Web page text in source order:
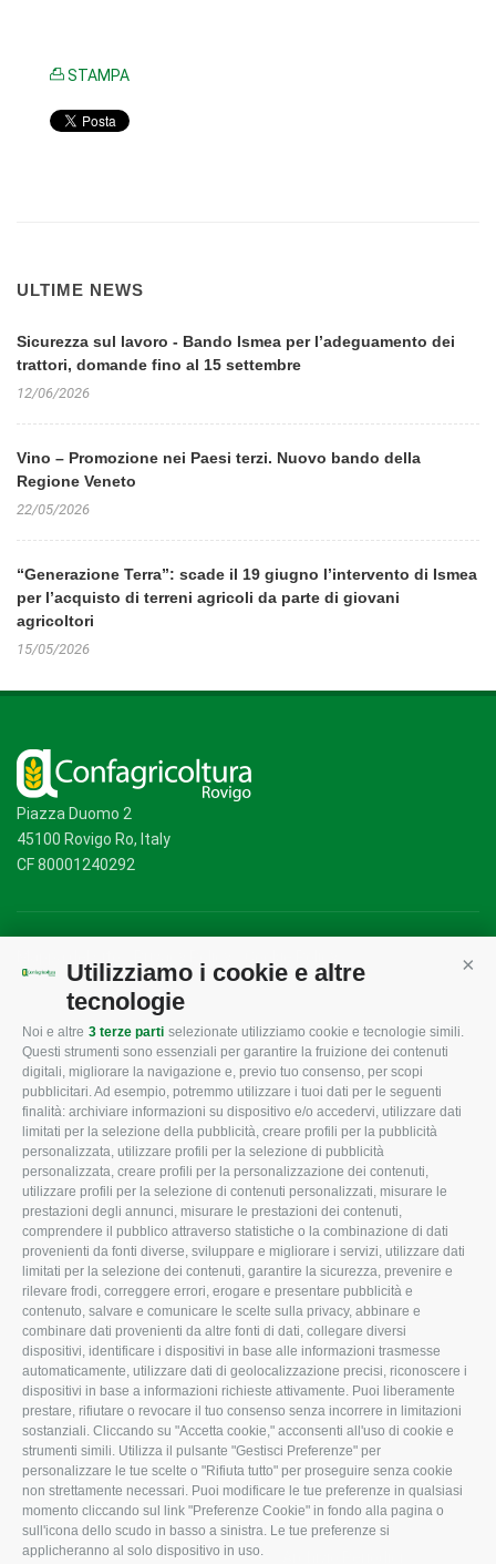
Utilizziamo i cookie e altre
tecnologie
Noi e altre 3 terze parti selezionate utilizziamo cookie e tecnologie simili.
Questi strumenti sono essenziali per garantire la fruizione dei contenuti
digitali, migliorare la navigazione e, previo tuo consenso, per scopi
pubblicitari. Ad esempio, potremmo utilizzare i tuoi dati per le seguenti
finalità: archiviare informazioni su dispositivo e/o accedervi, utilizzare dati
limitati per la selezione della pubblicità, creare profili per la pubblicità
personalizzata, utilizzare profili per la selezione di pubblicità
personalizzata, creare profili per la personalizzazione dei contenuti,
utilizzare profili per la selezione di contenuti personalizzati, misurare le
prestazioni degli annunci, misurare le prestazioni dei contenuti,
comprendere il pubblico attraverso statistiche o la combinazione di dati
provenienti da fonti diverse, sviluppare e migliorare i servizi, utilizzare dati
limitati per la selezione dei contenuti, garantire la sicurezza, prevenire e
rilevare frodi, correggere errori, erogare e presentare pubblicità e
contenuto, salvare e comunicare le scelte sulla privacy, abbinare e
combinare dati provenienti da altre fonti di dati, collegare diversi
dispositivi, identificare i dispositivi in base alle informazioni trasmesse
automaticamente, utilizzare dati di geolocalizzazione precisi, riconoscere i
dispositivi in base a informazioni richieste attivamente. Puoi liberamente
prestare, rifiutare o revocare il tuo consenso senza incorrere in limitazioni
sostanziali. Cliccando su "Accetta cookie," acconsenti all'uso di cookie e
strumenti simili. Utilizza il pulsante "Gestisci Preferenze" per
personalizzare le tue scelte o "Rifiuta tutto" per proseguire senza cookie
non strettamente necessari. Puoi modificare le tue preferenze in qualsiasi
momento cliccando sul link "Preferenze Cookie" in fondo alla pagina o
sull'icona dello scudo in basso a sinistra. Le tue preferenze si
applicheranno al solo dispositivo in uso.
STAMPA
ULTIME NEWS
Sicurezza sul lavoro - Bando Ismea per l’adeguamento dei
trattori, domande fino al 15 settembre
12/06/2026
Vino – Promozione nei Paesi terzi. Nuovo bando della
Regione Veneto
22/05/2026
“Generazione Terra”: scade il 19 giugno l’intervento di Ismea
per l’acquisto di terreni agricoli da parte di giovani
agricoltori
15/05/2026
Piazza Duomo 2
45100 Rovigo Ro, Italy
CF 80001240292
CONFAGRICOLTURA
ROVIGO
L'Associazione
Missione e Progetto
Organigramma aziendale
I Nostri Servizi
Uffici della Sede
provinciale
Le Sedi di Zona
Agricoltori S.r.l.
Whistleblowing
Confagricoltura Rovigo e
Agricoltori srl
CONFAGRICOLTURA
INFORMA
Tecnico
Fiscale
Lavoro
Ambiente
Associazione
CONFAGRICOLTURA
ATTIVA
Notizie in evidenza
Eventi
Comunicati Stampa
Video
Iscrizione Newsletter
Newsletter